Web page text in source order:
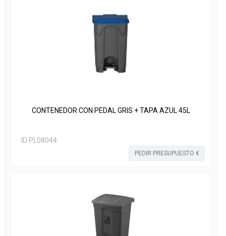
CONTENEDOR CON PEDAL GRIS + TAPA AZUL 45L
ID:PL08044
PEDIR PRESUPUESTO €